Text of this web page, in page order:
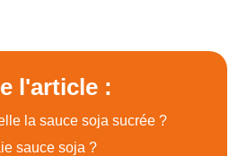
l'article :
la sauce soja sucrée ?
sauce soja ?